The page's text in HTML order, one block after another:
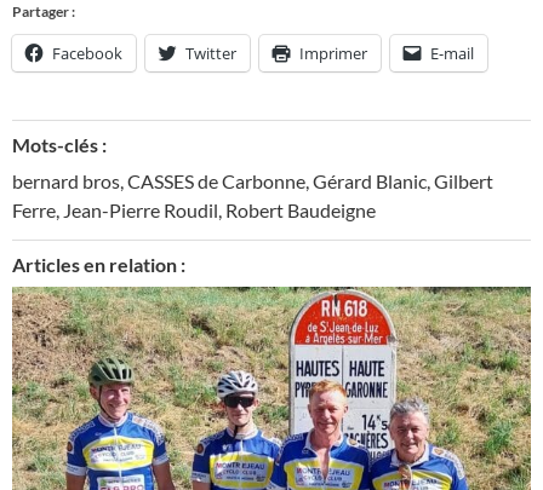
Partager :
Facebook Twitter Imprimer E-mail
Mots-clés :
bernard bros,CASSES de Carbonne,Gérard Blanic,Gilbert
Ferre, Jean-Pierre Roudil, Robert Baudeigne
Articles en relation :